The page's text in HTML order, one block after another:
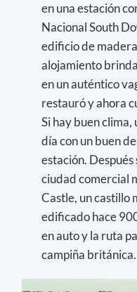
en una estación
Nacional South
edificio de
alojamiento
en un auténtico
restauró y ahora
Si hay buen clima,
día con un buen
estación.
ciudad comercial
Castle, un castillo
edificado hace
en auto y la ruta
campiña británica.